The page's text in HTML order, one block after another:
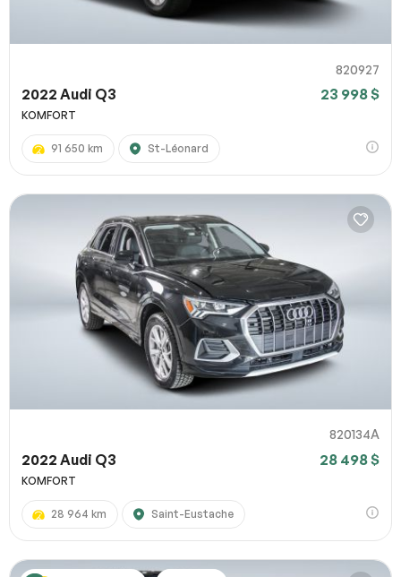
820927
2022 Audi Q3 23 998 $
KOMFORT
91 650 km St-Léonard
820134A
2022 Audi Q3 28 498 $
KOMFORT
28 964 km Saint-Eustache